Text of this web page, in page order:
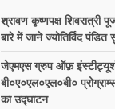
श्रावण कृष्णपक्ष शिवरात्री
बारे में जाने ज्योतिर्विद
जेएमएस ग्रुप ऑफ़
बी०ए०एल०एल०बी०
का उद्घाटन